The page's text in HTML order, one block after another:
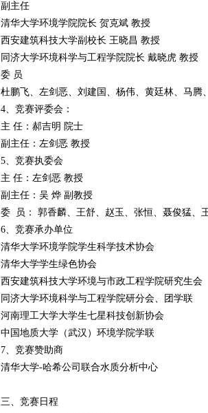
副主任
清华大学环境学院院长 贺克斌 教授
西安建筑科技大学副校长 王晓昌 教授
同济大学环境科学与工程学院院长 戴晓虎 教授
委 员
杜鹏飞、左剑恶、刘建国、杨伟、黄廷林、马腾
4、竞赛评委会：
主 任：郝吉明 院士
副主任：左剑恶 教授
5、竞赛执委会
主 任：左剑恶 教授
副主任：吴 烨 副教授
委 员： 郭香麟、王舒、赵玉、张恒、聂俊猛、
6、竞赛承办单位
清华大学环境学院学生科学技术协会
清华大学学生绿色协会
西安建筑科技大学环境与市政工程学院研究生会
同济大学环境科学与工程学院研分会、团学联
河南理工大学大学生七星科技创新协会
中国地质大学（武汉）环境学院学联
7、竞赛赞助商
清华大学-哈希公司联合水质分析中心
三、竞赛日程